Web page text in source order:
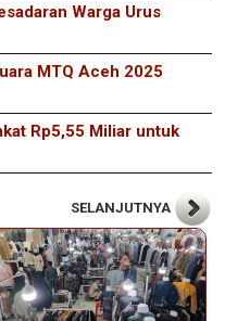
Warga Urus
MTQ Aceh 2025
Rp5,55 Miliar untuk
SELANJUTNYA